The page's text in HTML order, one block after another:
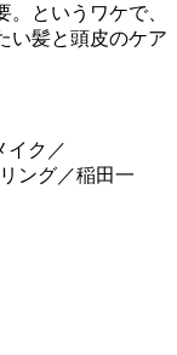
というワケで、
い髪と頭皮のケア
イク／
ング／稲田一